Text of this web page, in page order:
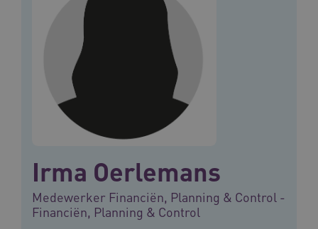
Irma Oerlemans
Medewerker Financiën, Planning & Control -
Financiën, Planning & Control